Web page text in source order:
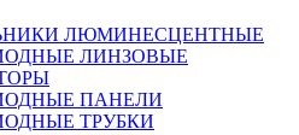
ЛЮМИНЕСЦЕНТНЫЕ
ЛИНЗОВЫЕ
ПАНЕЛИ
ТРУБКИ